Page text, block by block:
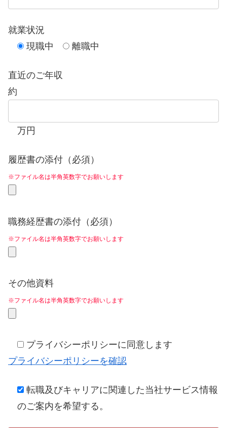
就業状況
現職中
離職中
直近のご年収
約
万円
履歴書の添付（必須）
※ファイル名は半角英数字でお願いします
職務経歴書の添付（必須）
※ファイル名は半角英数字でお願いします
その他資料
※ファイル名は半角英数字でお願いします
プライバシーポリシーに同意します
プライバシーポリシーを確認
転職及びキャリアに関連した当社サービス情報
のご案内を希望する。